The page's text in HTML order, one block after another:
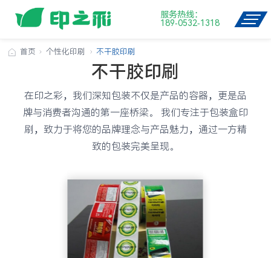
服务热线：
189-0532-1318
首页 个性化印刷 不干胶印刷
不干胶印刷
在印之彩，我们深知包装不仅是产品的容器，更是品
牌与消费者沟通的第一座桥梁。 我们专注于包装盒印
刷，致力于将您的品牌理念与产品魅力，通过一方精
致的包装完美呈现。